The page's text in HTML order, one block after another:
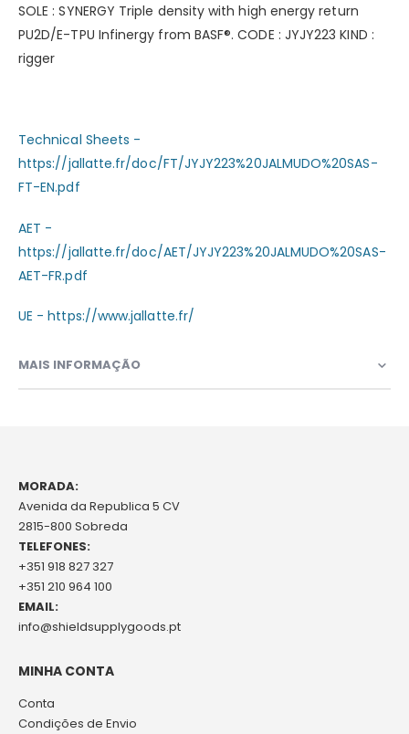
SOLE : SYNERGY Triple density with high energy return
PU2D/E-TPU Infinergy from BASF®. CODE : JYJY223 KIND :
rigger
Technical Sheets -
https://jallatte.fr/doc/FT/JYJY223%20JALMUDO%20SAS-
FT-EN.pdf
AET -
https://jallatte.fr/doc/AET/JYJY223%20JALMUDO%20SAS-
AET-FR.pdf
UE - https://www.jallatte.fr/
MAIS INFORMAÇÃO
MORADA:
Avenida da Republica 5 CV
2815-800 Sobreda
TELEFONES:
+351 918 827 327
+351 210 964 100
EMAIL:
info@shieldsupplygoods.pt
MINHA CONTA
Conta
Condições de Envio